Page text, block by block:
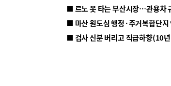
■ 르노 못 타는 부산시장…관용차
■ 마산 원도심 행정·주거복합단지